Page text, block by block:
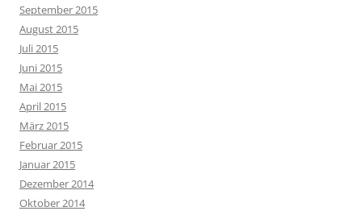
September 2015
August 2015
Juli 2015
Juni 2015
Mai 2015
April 2015
März 2015
Februar 2015
Januar 2015
Dezember 2014
Oktober 2014